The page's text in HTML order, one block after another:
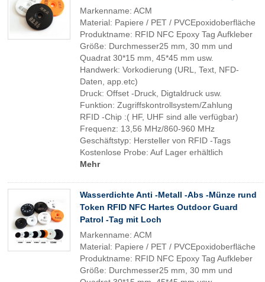
Markenname: ACM
Material: Papiere / PET / PVCEpoxidoberfläche
Produktname: RFID NFC Epoxy Tag Aufkleber
Größe: Durchmesser25 mm, 30 mm und
Quadrat 30*15 mm, 45*45 mm usw.
Handwerk: Vorkodierung (URL, Text, NFD-
Daten, app.etc)
Druck: Offset -Druck, Digtaldruck usw.
Funktion: Zugriffskontrollsystem/Zahlung
RFID -Chip :( HF, UHF sind alle verfügbar)
Frequenz: 13,56 MHz/860-960 MHz
Geschäftstyp: Hersteller von RFID -Tags
Kostenlose Probe: Auf Lager erhältlich
Mehr
Wasserdichte Anti -Metall -Abs -Münze rund
Token RFID NFC Hartes Outdoor Guard
Patrol -Tag mit Loch
Markenname: ACM
Material: Papiere / PET / PVCEpoxidoberfläche
Produktname: RFID NFC Epoxy Tag Aufkleber
Größe: Durchmesser25 mm, 30 mm und